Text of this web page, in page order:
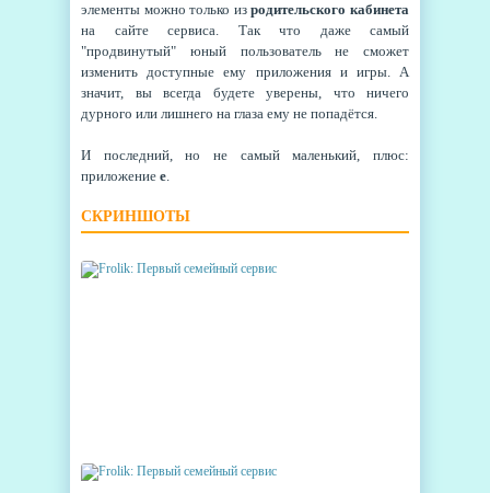
элементы можно только изродительского кабинета
на сайте сервиса. Так что даже самый
"продвинутый" юный пользователь не сможет
изменить доступные ему приложения и игры. А
значит, вы всегда будете уверены, что ничего
дурного или лишнего на глаза ему не попадётся.
И последний, но не самый маленький, плюс:
приложение е.
СКРИНШОТЫ